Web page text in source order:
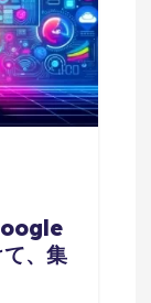
、集